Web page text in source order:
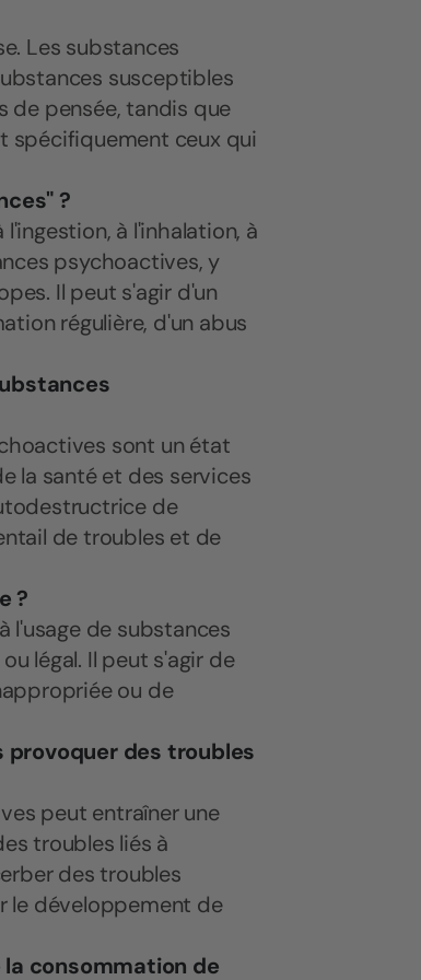
Les substances
susceptibles
de pensée, tandis que
spécifiquement ceux qui
?
à l'inhalation, à
psychoactives, y
Il peut s'agir d'un
régulière, d'un abus
sont un état
la santé et des services
de
de troubles et de
?
l'usage de substances
légal. Il peut s'agir de
ou de
des troubles
peut entraîner une
troubles liés à
des troubles
le développement de
consommation de